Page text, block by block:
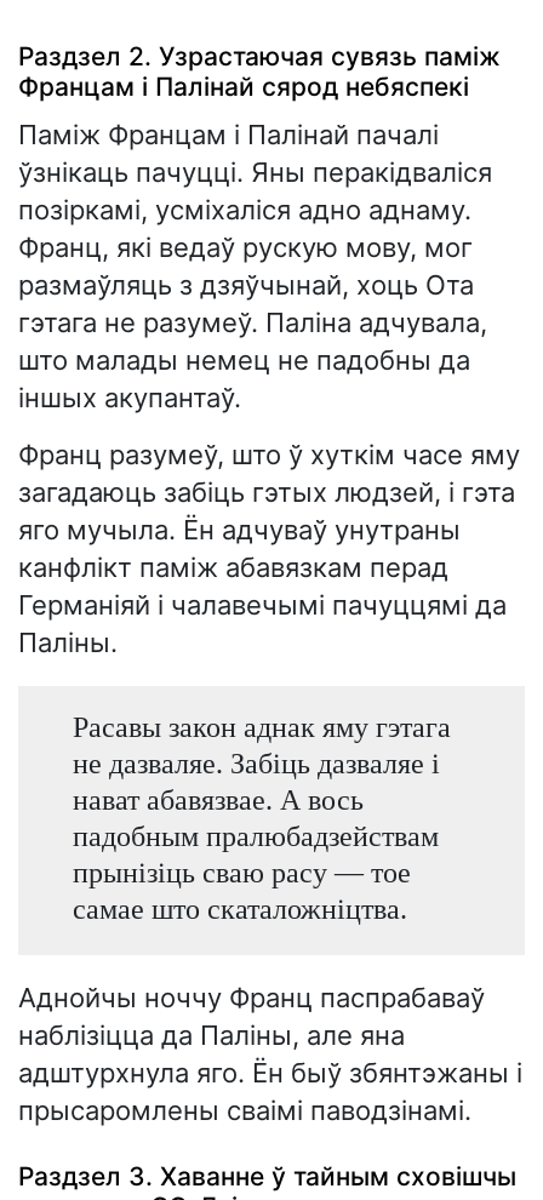
Раздзел 2. Узрастаючая сувязь паміж
Францам і Палінай сярод небяспекі
Паміж Францам і Палінай пачалі
ўзнікаць пачуцці. Яны перакідваліся
позіркамі, усміхаліся адно аднаму.
Франц, які ведаў рускую мову, мог
размаўляць з дзяўчынай, хоць Ота
гэтага не разумеў. Паліна адчувала,
што малады немец не падобны да
іншых акупантаў.
Франц разумеў, што ў хуткім часе яму
загадаюць забіць гэтых людзей, і гэта
яго мучыла. Ён адчуваў унутраны
канфлікт паміж абавязкам перад
Германіяй і чалавечымі пачуццямі да
Паліны.
Расавы закон аднак яму гэтага
не дазваляе. Забіць дазваляе і
нават абавязвае. А вось
падобным пралюбадзействам
прынізіць сваю расу — тое
самае што скаталожніцтва.
Аднойчы ноччу Франц паспрабаваў
наблізіцца да Паліны, але яна
адштурхнула яго. Ён быў збянтэжаны і
прысаромлены сваімі паводзінамі.
Раздзел 3. Хаванне ў тайным сховішчы